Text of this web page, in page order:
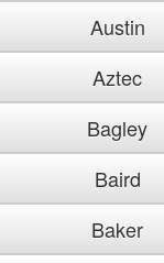
Austin
Aztec
Bagley
Baird
Baker